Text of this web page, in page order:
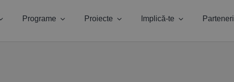
Programe Proiecte Implică-te Parteneri